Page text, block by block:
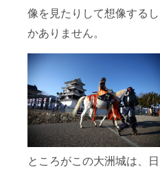
像を見たりして想像するし
かありません。
ところがこの大洲城は、日